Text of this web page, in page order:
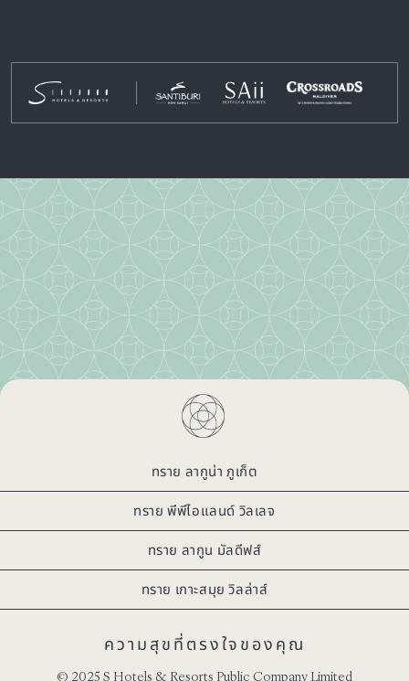
ทราย ลากูน่า ภูเก็ต
ทราย พีพีไอแลนด์ วิลเลจ
ทราย ลากูน มัลดีฟส์
ทราย เกาะสมุย วิลล่าส์
ความสุขที่ตรงใจของคุณ
© 2025 S Hotels & Resorts Public Company Limited